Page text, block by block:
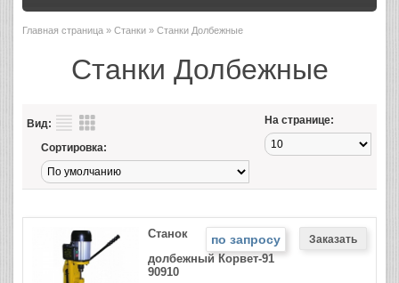
Главная страница » Станки » Станки Долбежные
Станки Долбежные
Вид: На странице:
Сортировка:
по запросу
Станок
долбежный Корвет-91
90910